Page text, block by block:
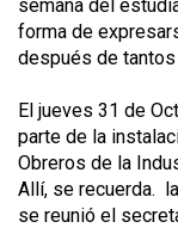
semana del
forma de
después de
El jueves 31 de
parte de la
Obreros de la
Allí, se recuerda.
se reunió el